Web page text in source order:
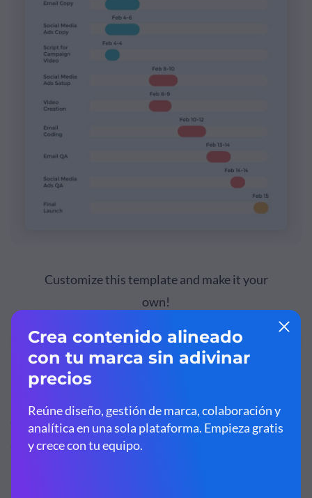
Customize this template and make it your
own!
Edit and Download
Colócalos en el orden en que deben completarse, de
arriba a abajo.